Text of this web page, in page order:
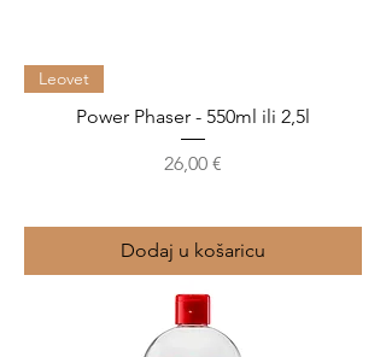
Leovet
Power Phaser - 550ml ili 2,5l
Cijena
26,00 €
Dodaj u košaricu